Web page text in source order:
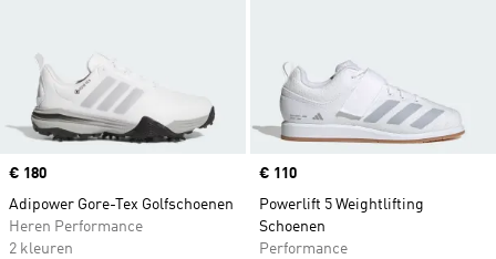
Price
€ 180
Adipower Gore-Tex Golfschoenen
Heren Performance
2 kleuren
Price
€ 110
Powerlift 5 Weightlifting
Schoenen
Performance